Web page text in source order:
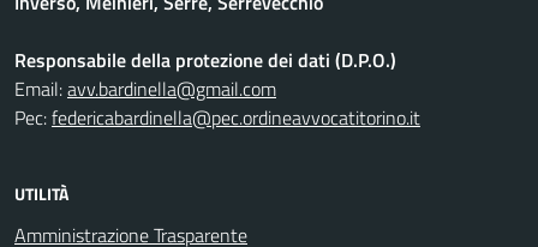
Responsabile della protezione dei dati (D.P.O.)
Email:avv.bardinella@gmail.com
Pec:federicabardinella@pec.ordineavvocatitorino.it
UTILITÀ
Amministrazione Trasparente